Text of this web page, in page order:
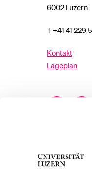
6002 Luzern
T +41 41 229
Kontakt
Lageplan